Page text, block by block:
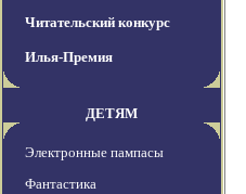
Читательский конкурс
Илья-Премия
ДЕТЯМ
Электронные пампасы
Фантастика